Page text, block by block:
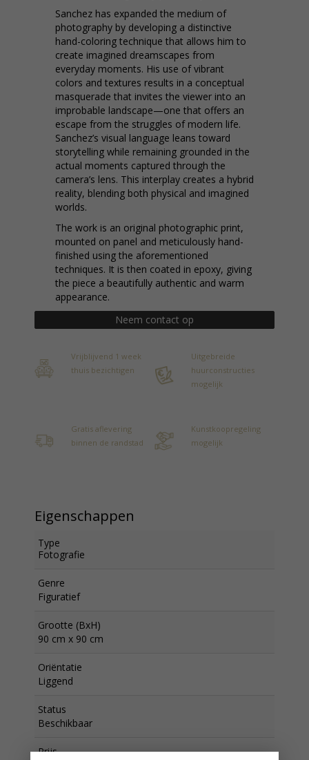
Sanchez has expanded the medium of
photography by developing a distinctive
hand-coloring technique that allows him to
create imagined dreamscapes from
everyday moments. His use of vibrant
colors and textures results in a conceptual
masquerade that invites the viewer into an
improbable landscape—one that offers an
escape from the struggles of modern life.
Sanchez’s visual language leans toward
storytelling while remaining grounded in the
actual moments captured through the
camera’s lens. This interplay creates a hybrid
reality, blending both physical and imagined
worlds.
The work is an original photographic print,
mounted on panel and meticulously hand-
finished using the aforementioned
techniques. It is then coated in epoxy, giving
the piece a beautifully authentic and warm
appearance.
Neem contact op
Vrijblijvend 1 week
thuis bezichtigen
Uitgebreide
huurconstructies
mogelijk
Gratis aflevering
binnen de randstad
Kunstkoopregeling
mogelijk
Eigenschappen
Type
Fotografie
Genre
Figuratief
Grootte (BxH)
90 cm x 90 cm
Oriëntatie
Liggend
Status
Beschikbaar
Prijs